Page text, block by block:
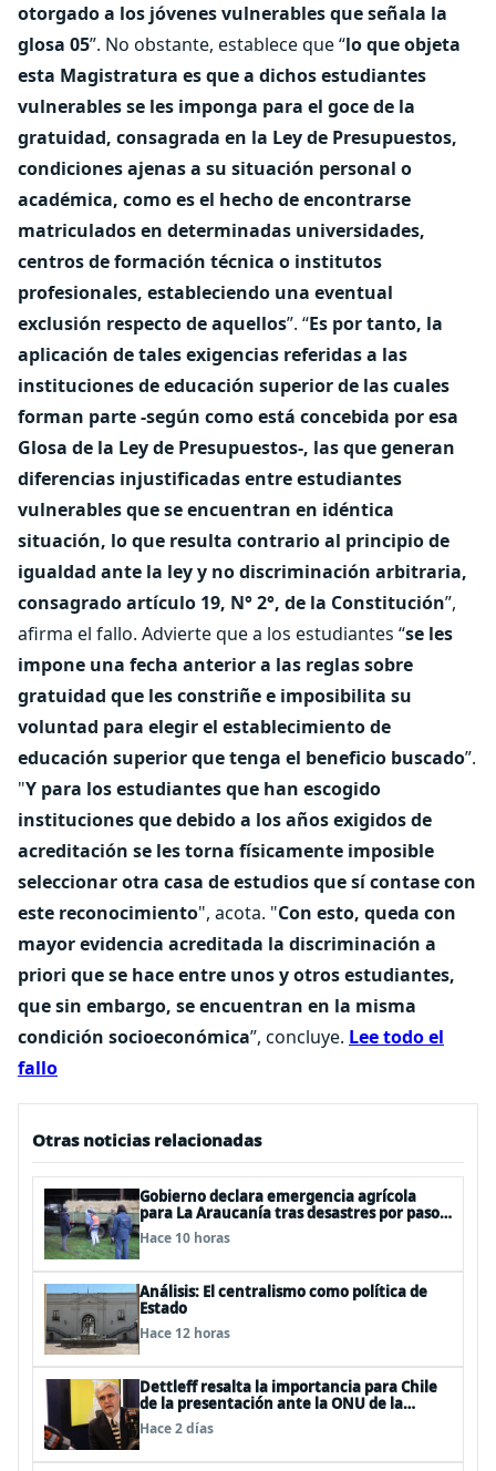
otorgado a los jóvenes vulnerables que señala la
glosa 05”. No obstante, establece que “lo que objeta
esta Magistratura es que a dichos estudiantes
vulnerables se les imponga para el goce de la
gratuidad, consagrada en la Ley de Presupuestos,
condiciones ajenas a su situación personal o
académica, como es el hecho de encontrarse
matriculados en determinadas universidades,
centros de formación técnica o institutos
profesionales, estableciendo una eventual
exclusión respecto de aquellos”. “Es por tanto, la
aplicación de tales exigencias referidas a las
instituciones de educación superior de las cuales
forman parte -según como está concebida por esa
Glosa de la Ley de Presupuestos-, las que generan
diferencias injustificadas entre estudiantes
vulnerables que se encuentran en idéntica
situación, lo que resulta contrario al principio de
igualdad ante la ley y no discriminación arbitraria,
consagrado artículo 19, N° 2°, de la Constitución”,
afirma el fallo. Advierte que a los estudiantes “se les
impone una fecha anterior a las reglas sobre
gratuidad que les constriñe e imposibilita su
voluntad para elegir el establecimiento de
educación superior que tenga el beneficio buscado”.
"Y para los estudiantes que han escogido
instituciones que debido a los años exigidos de
acreditación se les torna físicamente imposible
seleccionar otra casa de estudios que sí contase con
este reconocimiento", acota. "Con esto, queda con
mayor evidencia acreditada la discriminación a
priori que se hace entre unos y otros estudiantes,
que sin embargo, se encuentran en la misma
condición socioeconómica”, concluye. Lee todo el
fallo
Otras noticias relacionadas
Gobierno declara emergencia agrícola
para La Araucanía tras desastres por pasos
de sistemas frontales
Hace 10 horas
Análisis: El centralismo como política de
Estado
Hace 12 horas
Dettleff resalta la importancia para Chile
de la presentación ante la ONU de la
Plataforma Continental Extendida del
Archipiélago Juan Fernández
Hace 2 días